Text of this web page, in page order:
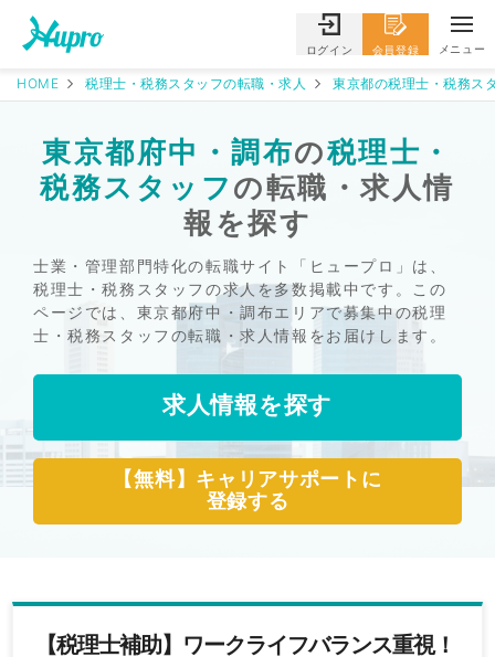
ログイン 会員登録 メニュー
HOME 税理士・税務スタッフの転職・求人 東京都の税理士・税務ス
東京都府中・調布の税理士・
税務スタッフの転職・求人情
報を探す
士業・管理部門特化の転職サイト「ヒュープロ」は、
税理士・税務スタッフの求人を多数掲載中です。この
ページでは、東京都府中・調布エリアで募集中の税理
士・税務スタッフの転職・求人情報をお届けします。
求人情報を探す
【無料】キャリアサポートに
登録する
【税理士補助】ワークライフバランス重視！